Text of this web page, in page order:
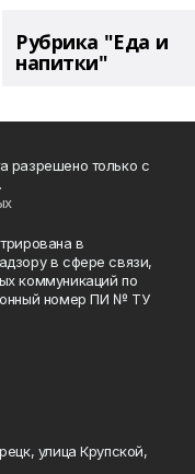
Рубрика "Еда и
напитки"
разрешено только с
в
в сфере связи,
коммуникаций по
номер ПИ № ТУ
улица Крупской,